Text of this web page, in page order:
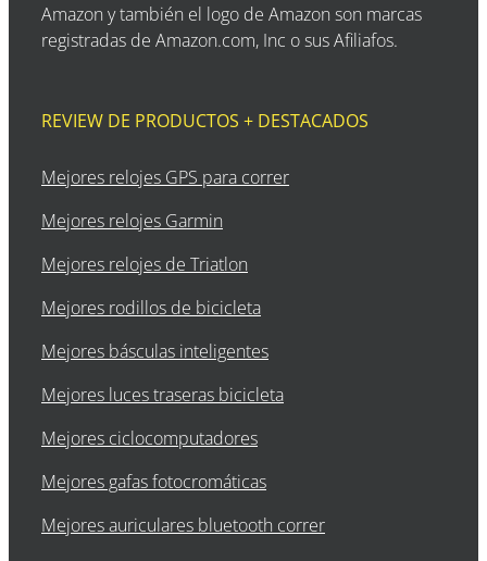
Amazon y también el logo de Amazon son marcas
registradas de Amazon.com, Inc o sus Afiliafos.
REVIEW DE PRODUCTOS + DESTACADOS
Mejores relojes GPS para correr
Mejores relojes Garmin
Mejores relojes de Triatlon
Mejores rodillos de bicicleta
Mejores básculas inteligentes
Mejores luces traseras bicicleta
Mejores ciclocomputadores
Mejores gafas fotocromáticas
Mejores auriculares bluetooth correr